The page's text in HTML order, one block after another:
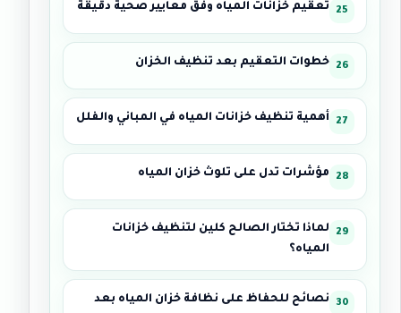
تعقيم خزانات المياه وفق معايير صحية دقيقة
خطوات التعقيم بعد تنظيف الخزان
أهمية تنظيف خزانات المياه في المباني والفلل
مؤشرات تدل على تلوث خزان المياه
لماذا تختار الصالح كلين لتنظيف خزانات
المياه؟
نصائح للحفاظ على نظافة خزان المياه بعد